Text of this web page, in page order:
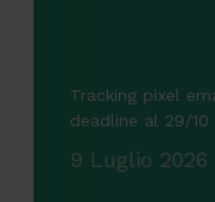
Tracking pixel
deadline al 29/
9 Luglio 2026